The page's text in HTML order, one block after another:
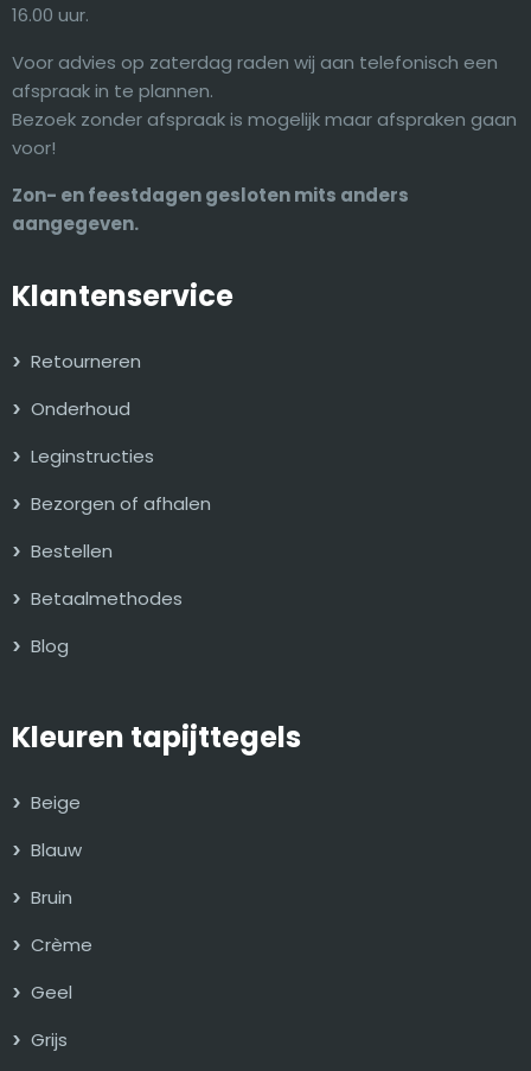
16.00 uur.
Voor advies op zaterdag raden wij aan telefonisch een
afspraak in te plannen.
Bezoek zonder afspraak is mogelijk maar afspraken gaan
voor!
Zon- en feestdagen gesloten mits anders
aangegeven.
Klantenservice
Retourneren
Onderhoud
Leginstructies
Bezorgen of afhalen
Bestellen
Betaalmethodes
Blog
Kleuren tapijttegels
Beige
Blauw
Bruin
Crème
Geel
Grijs